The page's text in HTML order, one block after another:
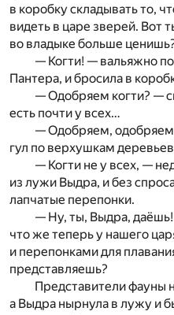
в коробку складывать то,
видеть в царе зверей. Вот
во владыке больше
— Когти! — вальяжно
Пантера, и бросила в
— Одобряем когти? —
есть почти у всех…
— Одобряем,
гул по верхушкам
— Когти не у всех, —
из лужи Выдра, и без
лапчатые перепонки.
— Ну, ты, Выдра,
что же теперь у нашего
и перепонками для
представляешь?
Представители фауны
а Выдра нырнула в лужу и